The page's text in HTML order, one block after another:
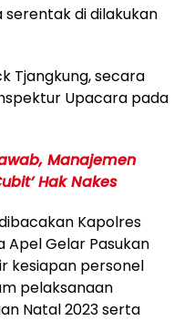
serentak di dilakukan
Tjangkung, secara
Upacara pada
Manajemen
Hak Nakes
Kapolres
Apel Gelar Pasukan
kesiapan personel
pelaksanaan
Natal 2023 serta